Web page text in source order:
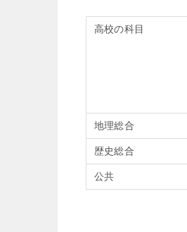
高校の科目
地理総合
歴史総合
公共